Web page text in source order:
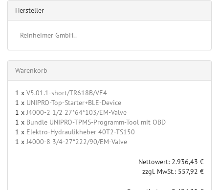
Hersteller
Reinheimer GmbH..
Warenkorb
1 x V5.01.1-short/TR618B/VE4
1 x UNIPRO-Top-Starter+BLE-Device
1 xJ4000-2 1/2 27*64*103/EM-Valve
1 x Bundle UNIPRO-TPMS-Programm-Tool mit OBD
1 x Elektro-Hydraulikheber 40T2-TS150
1 xJ4000-8 3/4-27*222/90/EM-Valve
Nettowert: 2.936,43 €
zzgl. MwSt.: 557,92 €